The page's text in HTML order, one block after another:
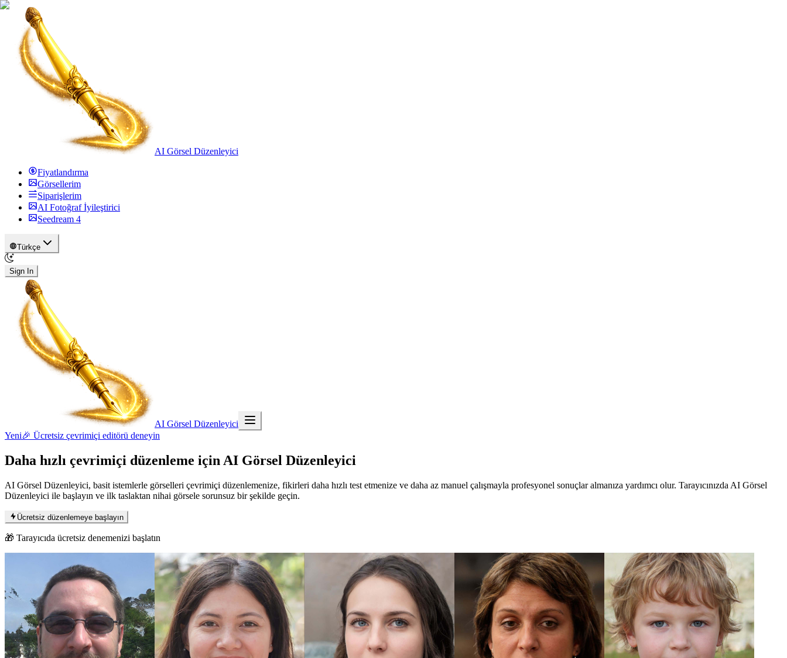
AI Görsel Düzenleyici
Fiyatlandırma
Görsellerim
Siparişlerim
AI Fotoğraf İyileştirici
Seedream 4
Türkçe
Sign In
AI Görsel Düzenleyici
Yeni🎉 Ücretsiz çevrimiçi editörü deneyin
Daha hızlı çevrimiçi düzenleme için AI Görsel Düzenleyici
AI Görsel Düzenleyici, basit istemlerle görselleri çevrimiçi düzenlemenize, fikirleri daha hızlı test etmenize ve daha az manuel çalışmayla profesyonel sonuçlar almanıza yardımcı olur. Tarayıcınızda AI Görsel
Düzenleyici ile başlayın ve ilk taslaktan nihai görsele sorunsuz bir şekilde geçin.
Ücretsiz düzenlemeye başlayın
🎁 Tarayıcıda ücretsiz denemenizi başlatın